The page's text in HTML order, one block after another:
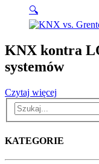
🔍
KNX kontra
systemów
Czytaj więcej
KATEGORIE